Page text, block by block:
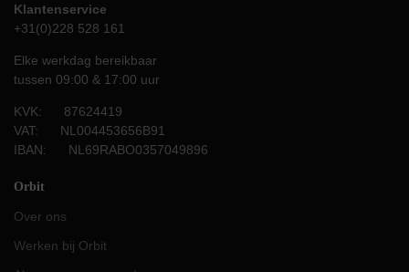
Klantenservice
+31(0)228 528 161
Elke werkdag bereikbaar
tussen 09:00 & 17:00 uur
KVK: 87624419
VAT: NL004453656B91
IBAN: NL69RABO0357049896
Orbit
Over ons
Werken bij Orbit